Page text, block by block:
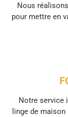
Nous
pour mettre en
Notre service
linge de